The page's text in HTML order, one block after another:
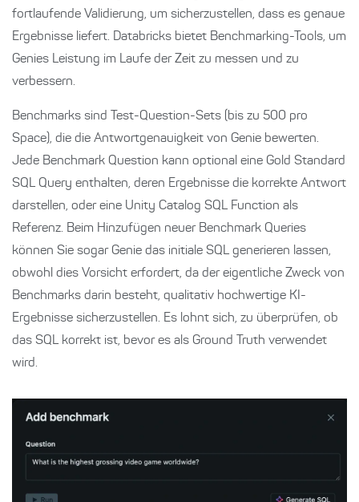
fortlaufende Validierung, um sicherzustellen, dass es genaue
Ergebnisse liefert. Databricks bietet Benchmarking-Tools, um
Genies Leistung im Laufe der Zeit zu messen und zu
verbessern.
Benchmarks sind Test-Question-Sets (bis zu 500 pro
Space), die die Antwortgenauigkeit von Genie bewerten.
Jede Benchmark Question kann optional eine Gold Standard
SQL Query enthalten, deren Ergebnisse die korrekte Antwort
darstellen, oder eine Unity Catalog SQL Function als
Referenz. Beim Hinzufügen neuer Benchmark Queries
können Sie sogar Genie das initiale SQL generieren lassen,
obwohl dies Vorsicht erfordert, da der eigentliche Zweck von
Benchmarks darin besteht, qualitativ hochwertige KI-
Ergebnisse sicherzustellen. Es lohnt sich, zu überprüfen, ob
das SQL korrekt ist, bevor es als Ground Truth verwendet
wird.